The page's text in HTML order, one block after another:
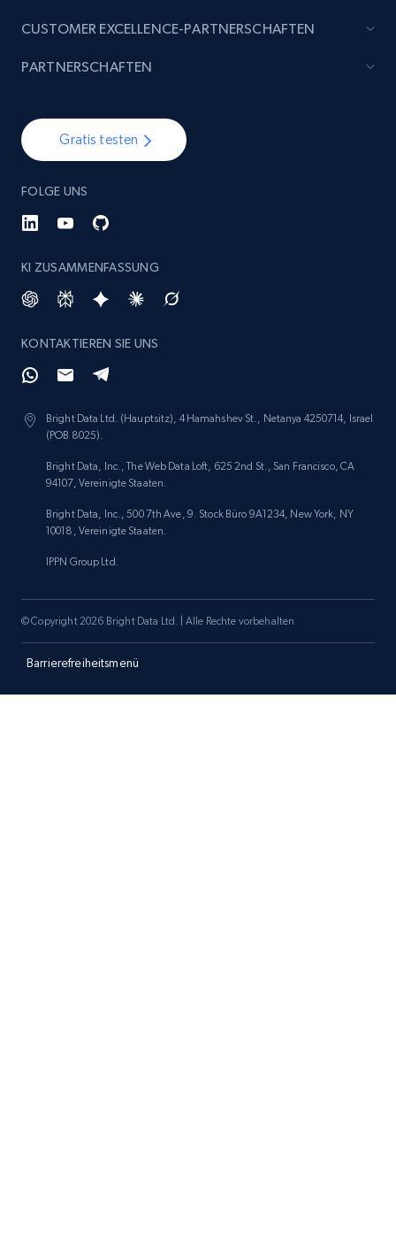
Gratis testen
FOLGE UNS
KI ZUSAMMENFASSUNG
KONTAKTIEREN SIE UNS
Bright Data Ltd. (Hauptsitz), 4 Hamahshev St., Netanya 4250714, Israel
(POB 8025).
Bright Data, Inc., The Web Data Loft, 625 2nd St., San Francisco, CA
94107, Vereinigte Staaten.
Bright Data, Inc., 500 7th Ave, 9. Stock Büro 9A1234, New York, NY
10018, Vereinigte Staaten.
IPPN Group Ltd.
CUSTOMER EXCELLENCE-PARTNERSCHAFTEN
PARTNERSCHAFTEN
Barrierefreiheitsmenü
© Copyright 2026 Bright Data Ltd. | Alle Rechte vorbehalten